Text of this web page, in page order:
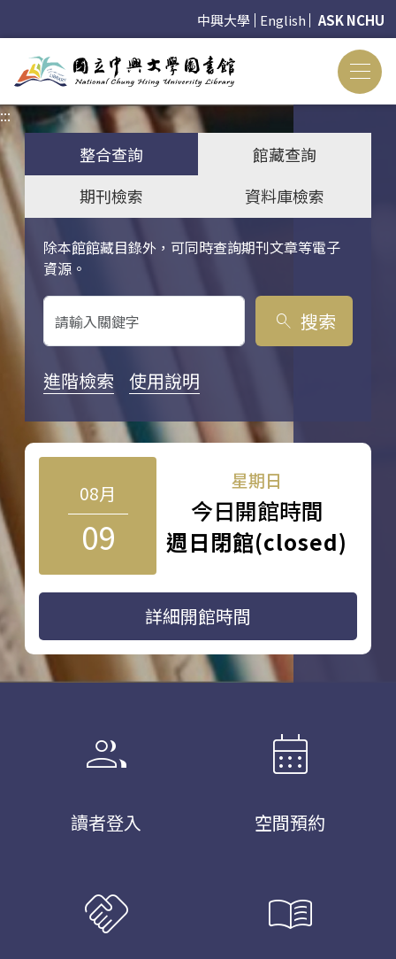
中興大學 English ASK NCHU
:::
整合查詢
館藏查詢
期刊檢索
資料庫檢索
除本館館藏目錄外，可同時查詢期刊文章等電子
資源。
關鍵字搜尋
search 搜索
進階檢索 使用說明
08月
09
星期日
今日開館時間
週日閉館(closed)
詳細開館時間
group
讀者登入
calendar_month
空間預約
handshake menu_book